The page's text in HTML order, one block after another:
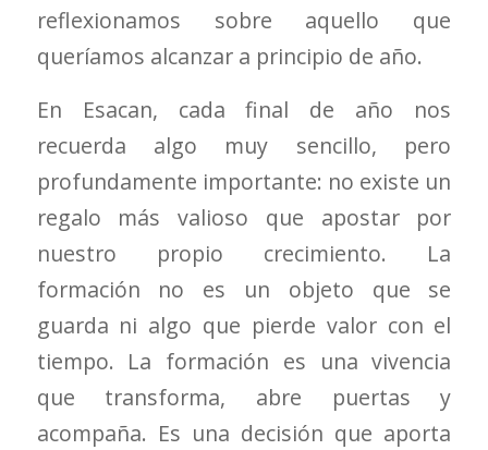
reflexionamos sobre aquello que
queríamos alcanzar a principio de año.
En Esacan, cada final de año nos
recuerda algo muy sencillo, pero
profundamente importante: no existe un
regalo más valioso que apostar por
nuestro propio crecimiento. La
formación no es un objeto que se
guarda ni algo que pierde valor con el
tiempo. La formación es una vivencia
que transforma, abre puertas y
acompaña. Es una decisión que aporta